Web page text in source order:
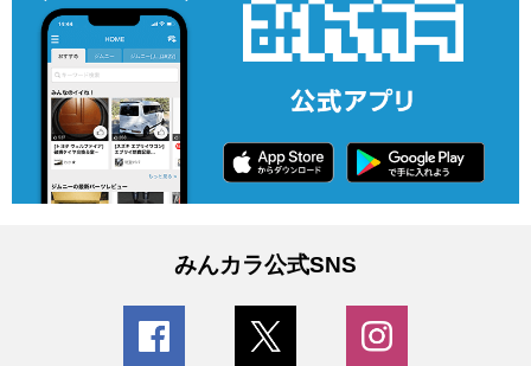
みんカラ公式SNS